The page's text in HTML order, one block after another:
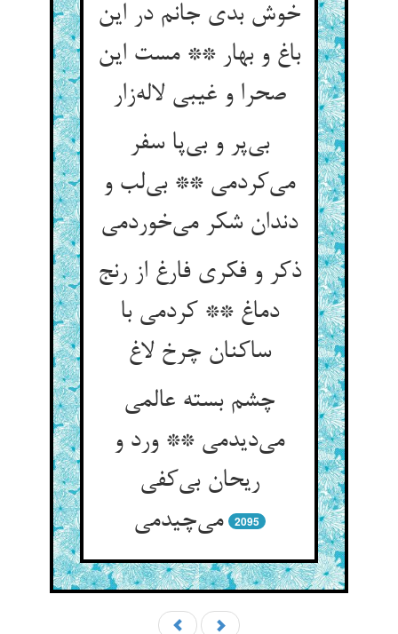
خوش بدی جانم در این
باغ و بهار ** مست این
صحرا و غیبی لاله‌‌زار
بی‌‌پر و بی‌‌پا سفر
می‌‌کردمی ** بی‌‌لب و
ذکر و فکری فارغ از رنج
دماغ ** کردمی با
ساکنان چرخ لاغ‌‌
چشم بسته عالمی
می‌‌دیدمی ** ورد و
ریحان بی‌‌کفی
می‌‌چیدمی‌‌
2095